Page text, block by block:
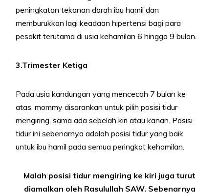
peningkatan tekanan darah ibu hamil dan
memburukkan lagi keadaan hipertensi bagi para
pesakit terutama di usia kehamilan 6 hingga 9 bulan.
3.Trimester Ketiga
Pada usia kandungan yang mencecah 7 bulan ke
atas, mommy disarankan untuk pilih posisi tidur
mengiring, sama ada sebelah kiri atau kanan. Posisi
tidur ini sebenarnya adalah posisi tidur yang baik
untuk ibu hamil pada semua peringkat kehamilan.
Malah posisi tidur mengiring ke kiri juga turut
diamalkan oleh Rasulullah SAW. Sebenarnya